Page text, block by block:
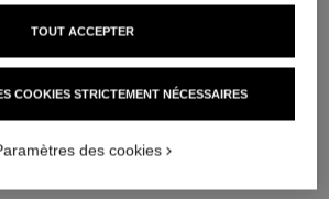
COOKIES STRICTEMENT NÉCESSAIRES
TOUT ACCEPTER
des cookies